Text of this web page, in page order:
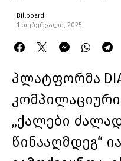
Billboard
1 თებერვალი, 2025
პლატფორმა
„ქალები
წინააღმდეგ“